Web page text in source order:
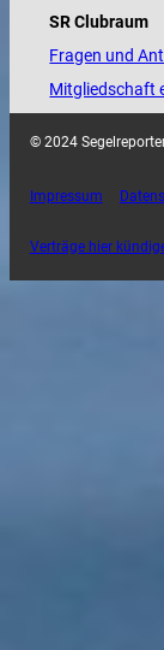
SR Clubraum
Fragen und
Mitgliedschaft
© 2024
Impressum
Verträge hier